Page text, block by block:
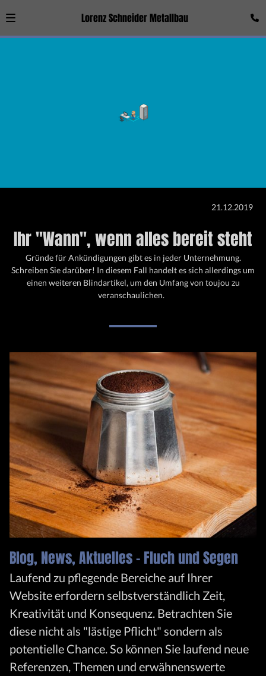
Lorenz Schneider Metallbau
21.12.2019
Ihr "Wann", wenn alles bereit steht
Gründe für Ankündigungen gibt es in jeder Unternehmung.
Schreiben Sie darüber! In diesem Fall handelt es sich allerdings um
einen weiteren Blindartikel, um den Umfang von toujou zu
veranschaulichen.
Blog, News, Aktuelles – Fluch und Segen
Laufend zu pflegende Bereiche auf Ihrer
Website erfordern selbstverständlich Zeit,
Kreativität und Konsequenz. Betrachten Sie
diese nicht als "lästige Pflicht" sondern als
potentielle Chance. So können Sie laufend neue
Referenzen, Themen und erwähnenswerte